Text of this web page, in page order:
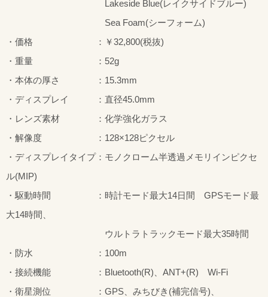
Lakeside Blue(レイクサイドブルー)
Sea Foam(シーフォーム)
・価格 ：￥32,800(税抜)
・重量 ：52g
・本体の厚さ ：15.3mm
・ディスプレイ ：直径45.0mm
・レンズ素材 ：化学強化ガラス
・解像度 ：128×128ピクセル
・ディスプレイタイプ：モノクローム半透過メモリインピクセ
ル(MIP)
・駆動時間 ：時計モード最大14日間 GPSモード最
大14時間、
ウルトラトラックモード最大35時間
・防水 ：100m
・接続機能 ：Bluetooth(R)、ANT+(R) Wi-Fi
・衛星測位 ：GPS、みちびき(補完信号)、